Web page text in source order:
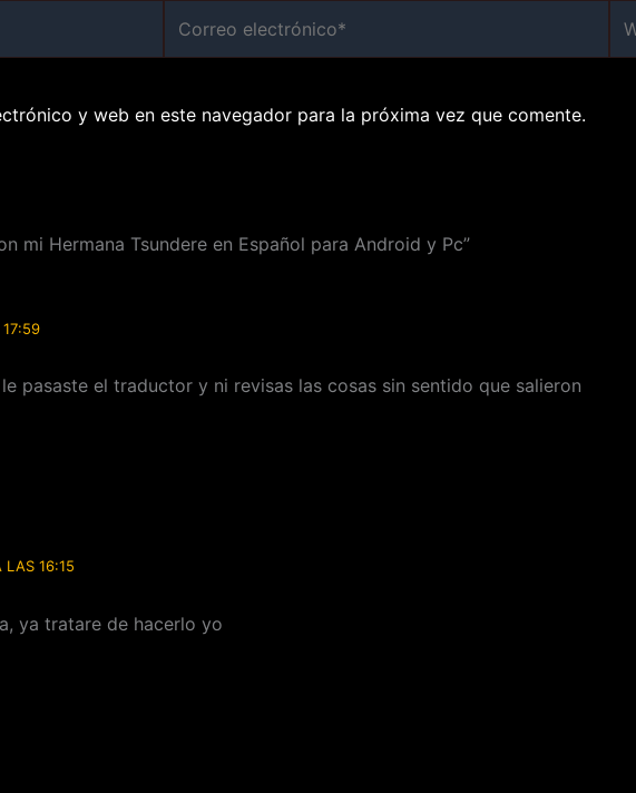
electrónico*
y web en este navegador para la próxima vez que comente.
mi Hermana Tsundere en Español para Android y Pc”
pasaste el traductor y ni revisas las cosas sin sentido que salieron
LAS 16:15
ya tratare de hacerlo yo